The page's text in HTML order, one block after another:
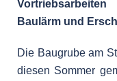
Baulärm und
Die Baugrube am
diesen Sommer